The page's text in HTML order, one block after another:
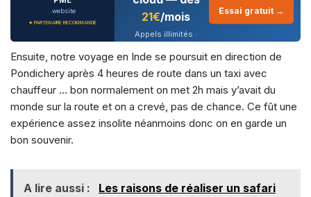
.website
★ PARTENAIRE RECOMMANDÉ
21€/mois
Appels illimités ·
conversationnelle
Essai gratuit →
Ensuite, notre voyage en Inde se poursuit en direction de
Pondichery après 4 heures de route dans un taxi avec
chauffeur … bon normalement on met 2h mais y’avait du
monde sur la route et on a crevé, pas de chance. Ce fût une
expérience assez insolite néanmoins donc on en garde un
bon souvenir.
A lire aussi :
Les raisons de réaliser un safari